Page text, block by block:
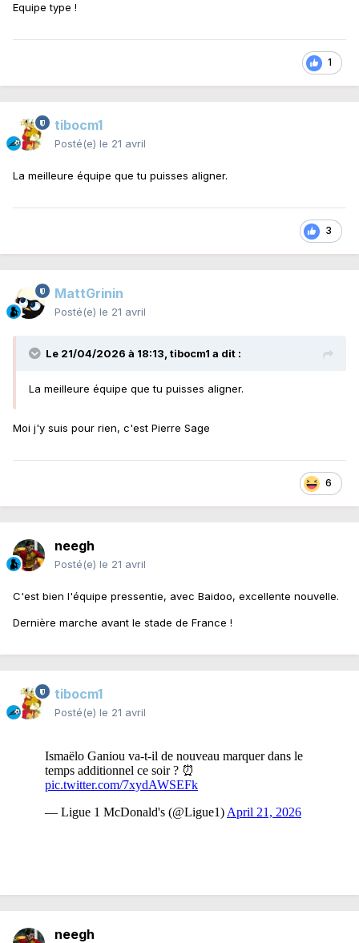
Equipe type !
1
tibocm1
Posté(e) le 21 avril
La meilleure équipe que tu puisses aligner.
3
MattGrinin
Posté(e) le 21 avril
Le 21/04/2026 à 18:13, tibocm1 a dit :
La meilleure équipe que tu puisses aligner.
Moi j'y suis pour rien, c'est Pierre Sage
6
neegh
Posté(e) le 21 avril
C'est bien l'équipe pressentie, avec Baidoo, excellente nouvelle.
Dernière marche avant le stade de France !
tibocm1
Posté(e) le 21 avril
neegh